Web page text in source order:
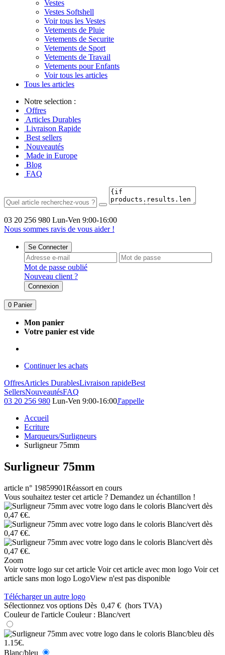
Vestes
Vestes Softshell
Voir tous les Vestes
Vetements de Pluie
Vetements de Securite
Vetements de Sport
Vetements de Travail
Vetements pour Enfants
Voir tous les articles
Tous les articles
Notre selection :
Offres
Articles Durables
Livraison Rapide
Best sellers
Nouveautés
Made in Europe
Blog
FAQ
03 20 256 980 Lun-Ven 9:00-16:00
Nous sommes ravis de vous aider !
Se Connecter
Mot de passe oublié
Nouveau client ?
Connexion
0 Panier
Mon panier
Votre panier est vide
Continuer les achats
OffresArticles DurablesLivraison rapideBest
SellersNouveautésFAQ
03 20 256 980 Lun-Ven 9:00-16:00J'appelle
Accueil
Ecriture
Marqueurs/Surligneurs
Surligneur 75mm
Surligneur 75mm
article n° 19859901Réassort en cours
Vous souhaitez tester cet article ? Demandez un échantillon !
Zoom
Voir votre logo sur cet article Voir cet article avec mon logo Voir cet
article sans mon logo LogoView n'est pas disponible
Télécharger un autre logo
Sélectionnez vos options Dès 0,47 € (hors TVA)
Couleur de l'article Couleur : Blanc/vert
Blanc/bleu